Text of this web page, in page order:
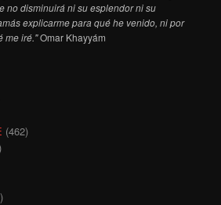
no disminuirá ni su esplendor ni su
explicarme para qué he venido, ni por
me iré."Omar Khayyám
(462)